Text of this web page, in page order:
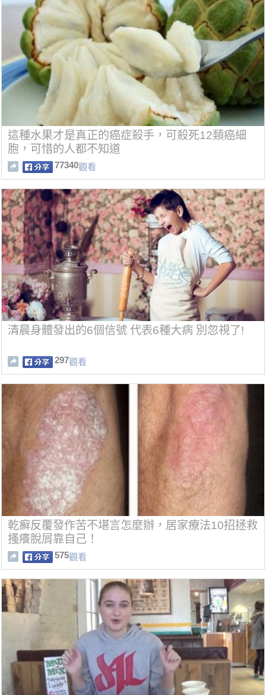
這種水果才是真正的癌症殺手，可殺死12類癌細
胞，可惜的人都不知道
77340觀看
清晨身體發出的6個信號 代表6種大病 別忽視了!
297觀看
乾癬反覆發作苦不堪言怎麼辦，居家療法10招拯救
搔癢脫屑靠自己！
575觀看